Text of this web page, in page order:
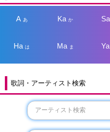
A あ Kaか Sa
Haは Ma ま
歌詞・アーティスト検索